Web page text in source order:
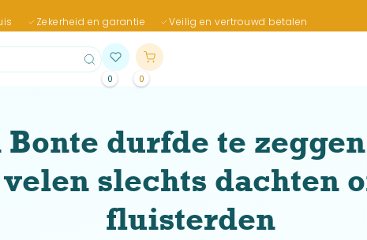
Zekerheid en garantie Veilig en vertrouwd betalen
0 0
Bonte durfde te
velen slechts dachten
fluisterden